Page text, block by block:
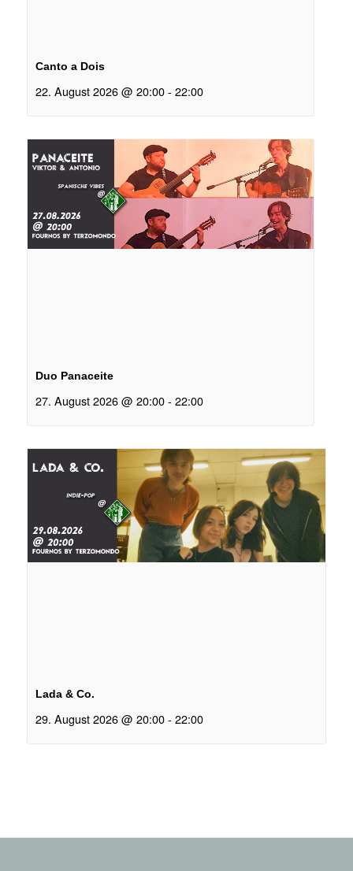
Canto a Dois
22. August 2026 @ 20:00 - 22:00
Duo Panaceite
27. August 2026 @ 20:00 - 22:00
Lada & Co.
29. August 2026 @ 20:00 - 22:00